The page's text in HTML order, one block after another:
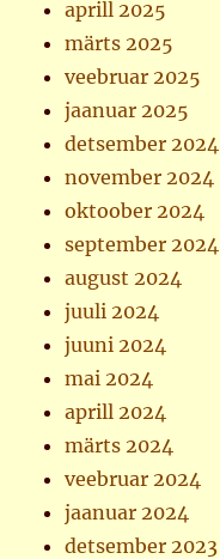
aprill 2025
märts 2025
veebruar 2025
jaanuar 2025
detsember 2024
november 2024
oktoober 2024
september 2024
august 2024
juuli 2024
juuni 2024
mai 2024
aprill 2024
märts 2024
veebruar 2024
jaanuar 2024
detsember 2023